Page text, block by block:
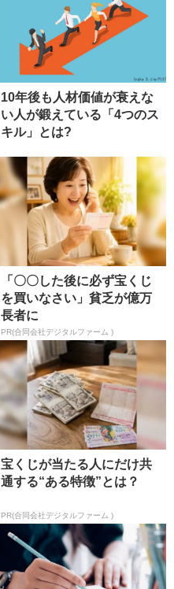
10年後も人材価値が衰えな
い人が鍛えている「4つのス
キル」とは?
「〇〇した後に必ず宝くじ
を買いなさい」貧乏が億万
長者に
PR(合同会社デジタルファーム )
宝くじが当たる人にだけ共
通する“ある特徴”とは？
PR(合同会社デジタルファーム )